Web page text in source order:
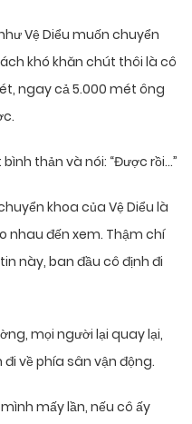
Vệ Diểu muốn chuyển
khó khăn chút thôi là cô
ngay cả 5.000 mét ông
thản và nói: “Được rồi…”
khoa của Vệ Diểu là
nhau đến xem. Thậm chí
này, ban đầu cô định đi
mọi người lại quay lại,
về phía sân vận động.
mấy lần, nếu cô ấy